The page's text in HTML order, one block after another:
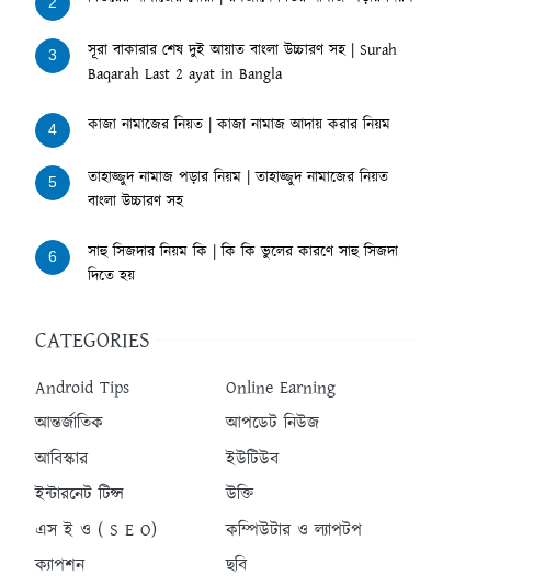
3
সূরা বাকারার শেষ দুই আয়াত বাংলা উচ্চারণ সহ | Surah
Baqarah Last 2 ayat in Bangla
4 কাজা নামাজের নিয়ত | কাজা নামাজ আদায় করার নিয়ম
5
তাহাজ্জুদ নামাজ পড়ার নিয়ম | তাহাজ্জুদ নামাজের নিয়ত
বাংলা উচ্চারণ সহ
6
সাহু সিজদার নিয়ম কি | কি কি ভুলের কারণে সাহু সিজদা
দিতে হয়
CATEGORIES
Android Tips
Online Earning
আন্তর্জাতিক
আপডেট নিউজ
আবিস্কার
ইউটিউব
ইন্টারনেট টিপ্স
উক্তি
এস ই ও ( S E O)
কম্পিউটার ও ল্যাপটপ
ক্যাপশন
ছবি